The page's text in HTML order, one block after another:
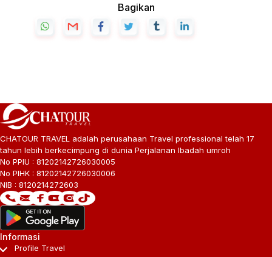
Bagikan
CHATOUR TRAVEL adalah perusahaan Travel professional telah 17
tahun lebih berkecimpung di dunia Perjalanan Ibadah umroh
No PPIU : 81202142726030005
No PIHK : 81202142726030006
NIB : 8120214272603
Informasi
Profile Travel